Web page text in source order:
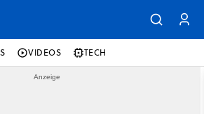
VIDEOS TECH